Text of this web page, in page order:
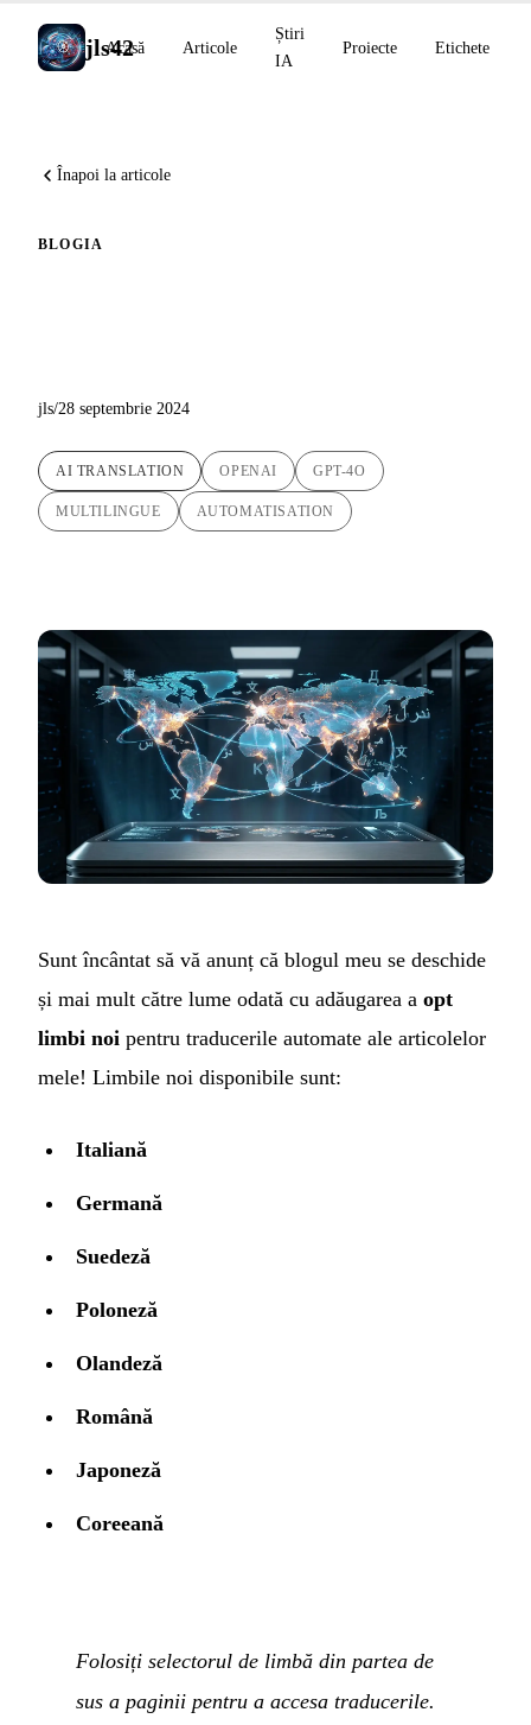
jls42
Acasă Articole
Știri
IA
Proiecte Etichete
Înapoi la articole
BLOGIA
jls/28 septembrie 2024
AI TRANSLATION OPENAI GPT-4O
MULTILINGUE AUTOMATISATION
Sunt încântat să vă anunț că blogul meu se deschide
și mai mult către lume odată cu adăugarea a opt
limbi noi pentru traducerile automate ale articolelor
mele! Limbile noi disponibile sunt:
Italiană
Germană
Suedeză
Poloneză
Olandeză
Română
Japoneză
Coreeană
Folosiți selectorul de limbă din partea de
sus a paginii pentru a accesa traducerile.